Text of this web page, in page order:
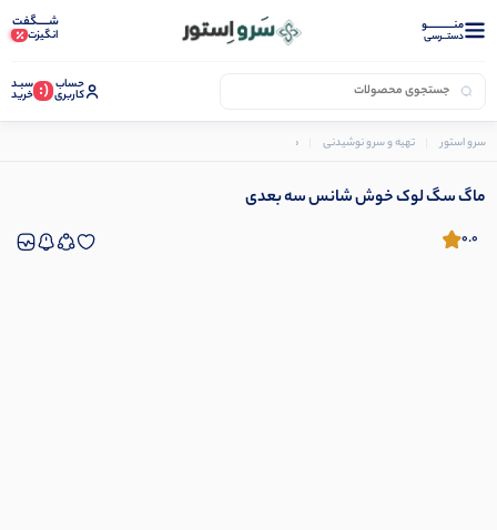
منــــــــــــو
دستــرسی
شـــــگفت
انگیزت
حساب
کاربری (: سبـد
خرید
سرو استور تهیه و سرو نوشیدنی ماگ و فنجان
ماگ سگ لوک خوش شانس سه بعدی
0.0